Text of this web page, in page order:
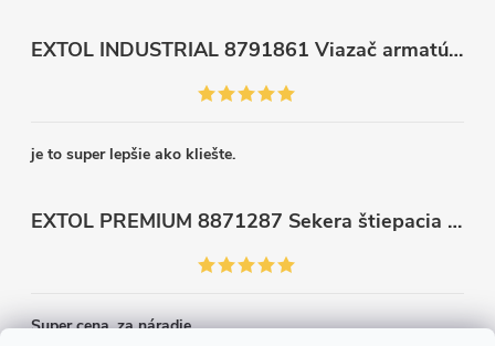
EXTOL INDUSTRIAL 8791861 Viazač armatúr aku Share20V, bez aku, drôt 0,8mm, oko 8-34mm, bezuhlíkový motor
je to super lepšie ako kliešte.
EXTOL PREMIUM 8871287 Sekera štiepacia 3500g, nylónová násada 910mm
Super cena, za náradie.